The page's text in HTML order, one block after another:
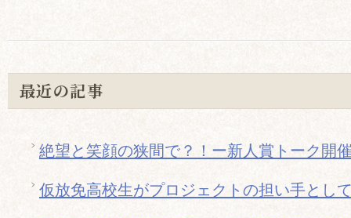
最近の記事
絶望と笑顔の狭間で？！ー新人賞トーク開
仮放免高校生がプロジェクトの担い手とし